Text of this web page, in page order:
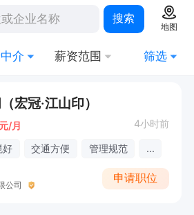
搜索
地图
介 薪资范围 筛选
宏冠·江山印）
元/月 4小时前
好 交通方便 管理规范 ...
公司
申请职位